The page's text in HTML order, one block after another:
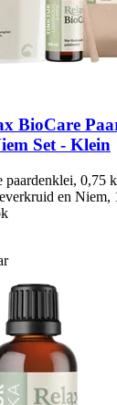
BioCare
Set -​ Klein
paardenklei, 0,75
en Niem,